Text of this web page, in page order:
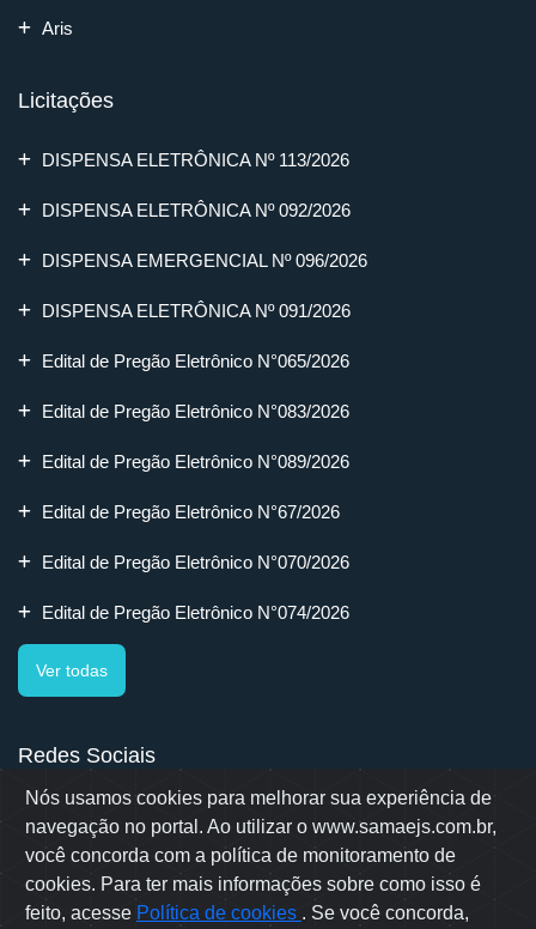
Nós usamos cookies para melhorar sua experiência de
navegação no portal. Ao utilizar o www.samaejs.com.br,
você concorda com a política de monitoramento de
cookies. Para ter mais informações sobre como isso é
feito, acesse Política de cookies . Se você concorda,
Aris
Licitações
DISPENSA ELETRÔNICA Nº 113/2026
DISPENSA ELETRÔNICA Nº 092/2026
DISPENSA EMERGENCIAL Nº 096/2026
DISPENSA ELETRÔNICA Nº 091/2026
Edital de Pregão Eletrônico N°065/2026
Edital de Pregão Eletrônico N°083/2026
Edital de Pregão Eletrônico N°089/2026
Edital de Pregão Eletrônico N°67/2026
Edital de Pregão Eletrônico N°070/2026
Edital de Pregão Eletrônico N°074/2026
Ver todas
Redes Sociais
Rua Erwino Menegotti, 478 - Bairro Água Verde - Jaraguá do Sul
- SC